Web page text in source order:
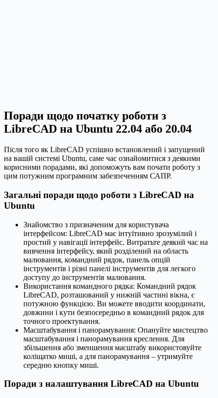
Поради щодо початку роботи з
LibreCAD на Ubuntu 22.04 або 20.04
Після того як LibreCAD успішно встановлений і запущений
на вашій системі Ubuntu, саме час ознайомитися з деякими
корисними порадами, які допоможуть вам почати роботу з
цим потужним програмним забезпеченням САПР.
Загальні поради щодо роботи з LibreCAD на
Ubuntu
Знайомство з призначеним для користувача
інтерфейсом: LibreCAD має інтуїтивно зрозумілий і
простий у навігації інтерфейс. Витратьте деякий час на
вивчення інтерфейсу, який розділений на область
малювання, командний рядок, панель опцій
інструментів і різні панелі інструментів для легкого
доступу до інструментів малювання.
Використання командного рядка: Командний рядок
LibreCAD, розташований у нижній частині вікна, є
потужною функцією. Ви можете вводити координати,
довжини і кути безпосередньо в командний рядок для
точного проектування.
Масштабування і панорамування: Опануйте мистецтво
масштабування і панорамування креслення. Для
збільшення або зменшення масштабу використовуйте
коліщатко миші, а для панорамування – утримуйте
середню кнопку миші.
Поради з налаштування LibreCAD на Ubuntu